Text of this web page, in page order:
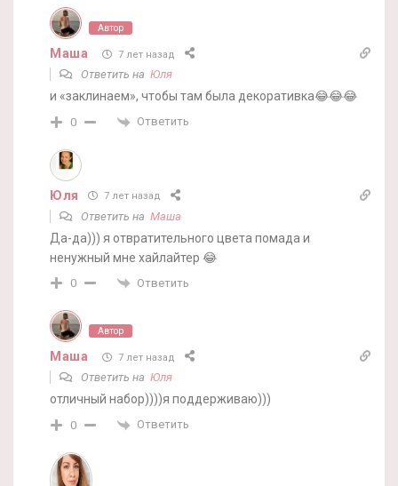
Автор
Маша 7 лет назад
Ответить на Юля
и «заклинаем», чтобы там была декоративка😂😂😂
0 Ответить
Юля 7 лет назад
Ответить на Маша
Да-да))) я отвратительного цвета помада и
ненужный мне хайлайтер 😂
0 Ответить
Автор
Маша 7 лет назад
Ответить на Юля
отличный набор))))я поддерживаю)))
0 Ответить